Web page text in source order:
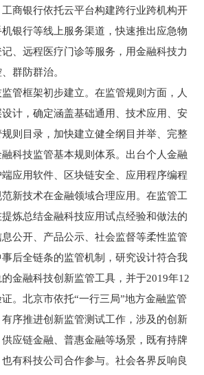
商银行依托云平台构建跨行业跨机构开
银行等线上服务渠道，快速推出应急物
、远程医疗门诊等服务，用金融科技力
群防群治。
框架初步建立。在监管规则方面，人
计，确定涵盖基础通用、技术应用、安
则目录，加快建立健全纲目并举、完整
科技监管基本规则体系。出台个人金融
应用软件、区块链安全、应用程序编程
新技术在金融领域合理应用。在监管工
炼总结金融科技应用试点经验和做法的
公开、产品公示、社会监督等柔性监管
后全链条的监管机制，研究设计符合我
金融科技创新监管工具，并于2019年12
。北京市依托“一行三局”地方金融监管
序推进创新监管测试工作，涉及的创新
应链金融、普惠金融等场景，既有持牌
有科技公司合作参与。社会各界反响良